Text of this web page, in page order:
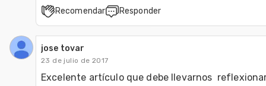
Recomendar Responder
jose tovar
23 de julio de 2017
Excelente artículo que debe llevarnos